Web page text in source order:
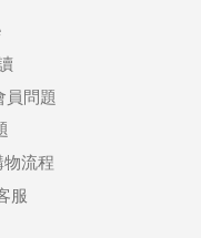
員問題
物流程
服